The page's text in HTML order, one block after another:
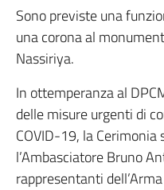
Sono previste una
una corona al
Nassiriya.
In ottemperanza al
delle misure urgenti di
COVID-19, la Cerimonia
l’Ambasciatore Bruno
rappresentanti